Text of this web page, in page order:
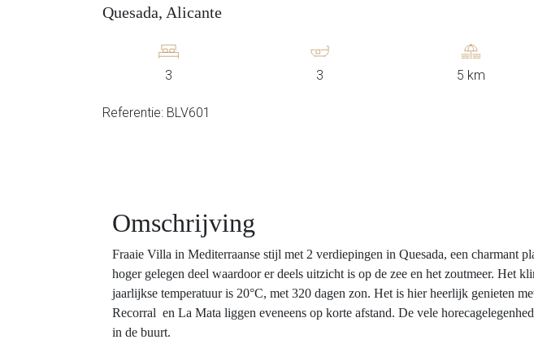
Quesada, Alicante
3 3 5 km
Referentie: BLV601
Omschrijving
Fraaie Villa in Mediterraanse stijl met 2 verdiepingen in Quesada, een charmant
hoger gelegen deel waardoor er deels uitzicht is op de zee en het zoutmeer. Het
jaarlijkse temperatuur is 20°C, met 320 dagen zon. Het is hier heerlijk genieten
Recorral en La Mata liggen eveneens op korte afstand. De vele
in de buurt.